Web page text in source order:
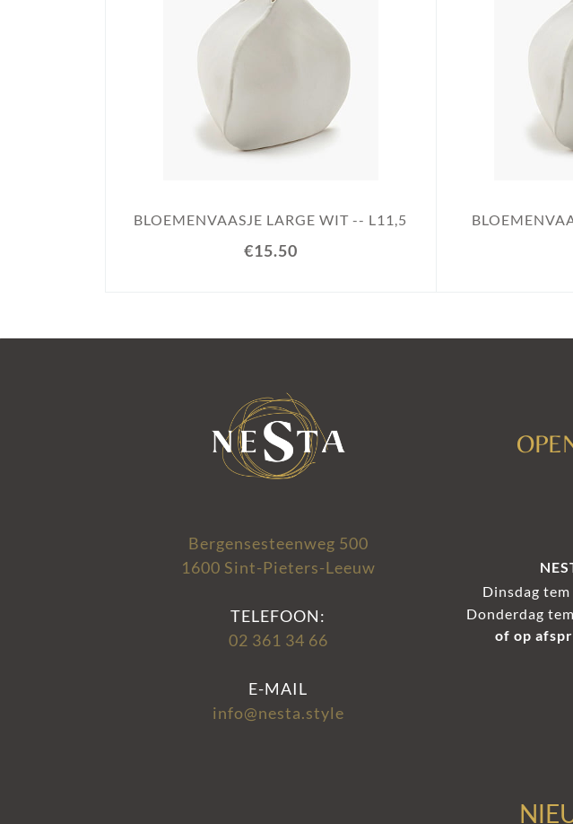
BLOEMENVAASJE LARGE WIT -- L11,5
€15.50
Bergensesteenweg 500
1600 Sint-Pieters-Leeuw
TELEFOON:
02 361 34 66
E-MAIL
info@nesta.style
Dinsdag
Donderdag
of op